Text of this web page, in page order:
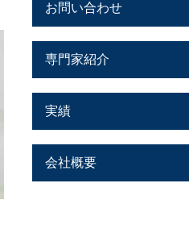
お問い合わせ
専門家紹介
実績
会社概要